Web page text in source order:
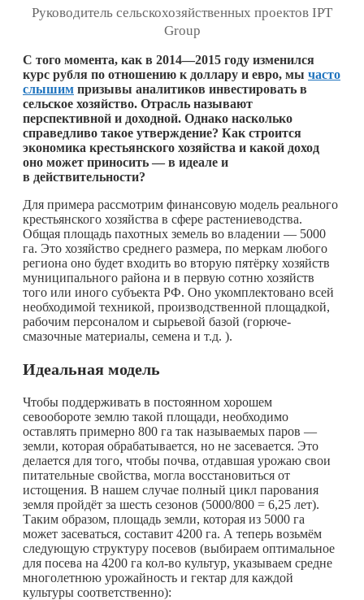
Руководитель сельскохозяйственных проектов IPT
Group
С того момента, как в 2014—2015 году изменился
курс рубля по отношению к доллару и евро, мы часто
слышим призывы аналитиков инвестировать в
сельское хозяйство. Отрасль называют
перспективной и доходной. Однако насколько
справедливо такое утверждение? Как строится
экономика крестьянского хозяйства и какой доход
оно может приносить — в идеале и
в действительности?
Для примера рассмотрим финансовую модель реального
крестьянского хозяйства в сфере растениеводства.
Общая площадь пахотных земель во владении — 5000
га. Это хозяйство среднего размера, по меркам любого
региона оно будет входить во вторую пятёрку хозяйств
муниципального района и в первую сотню хозяйств
того или иного субъекта РФ. Оно укомплектовано всей
необходимой техникой, производственной площадкой,
рабочим персоналом и сырьевой базой (горюче-
смазочные материалы, семена и т.д. ).
Идеальная модель
Чтобы поддерживать в постоянном хорошем
севообороте землю такой площади, необходимо
оставлять примерно 800 га так называемых паров —
земли, которая обрабатывается, но не засевается. Это
делается для того, чтобы почва, отдавшая урожаю свои
питательные свойства, могла восстановиться от
истощения. В нашем случае полный цикл парования
земля пройдёт за шесть сезонов (5000/800 = 6,25 лет).
Таким образом, площадь земли, которая из 5000 га
может засеваться, составит 4200 га. А теперь возьмём
следующую структуру посевов (выбираем оптимальное
для посева на 4200 га кол-во культур, указываем средне
многолетнюю урожайность и гектар для каждой
культуры соответственно):